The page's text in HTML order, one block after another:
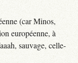
(car Minos,
européenne, à
sauvage, celle-